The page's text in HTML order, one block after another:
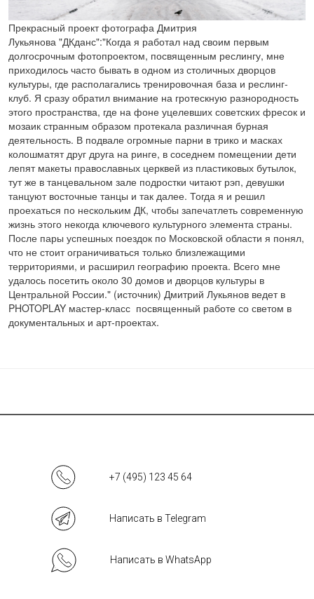
Прекрасный проект фотографа Дмитрия
Лукьянова "ДКданс":"Когда я работал над своим первым
долгосрочным фотопроектом, посвященным реслингу, мне
приходилось часто бывать в одном из столичных дворцов
культуры, где располагались тренировочная база и реслинг-
клуб. Я сразу обратил внимание на гротескную разнородность
этого пространства, где на фоне уцелевших советских фресок и
мозаик странным образом протекала различная бурная
деятельность. В подвале огромные парни в трико и масках
колошматят друг друга на ринге, в соседнем помещении дети
лепят макеты православных церквей из пластиковых бутылок,
тут же в танцевальном зале подростки читают рэп, девушки
танцуют восточные танцы и так далее. Тогда я и решил
проехаться по нескольким ДК, чтобы запечатлеть современную
жизнь этого некогда ключевого культурного элемента страны.
После пары успешных поездок по Московской области я понял,
что не стоит ограничиваться только близлежащими
территориями, и расширил географию проекта. Всего мне
удалось посетить около 30 домов и дворцов культуры в
Центральной России." (источник) Дмитрий Лукьянов ведет в
PHOTOPLAY мастер-класс посвященный работе со светом в
документальных и арт-проектах.
+7 (495) 123 45 64
Написать в Telegram
Написать в WhatsApp